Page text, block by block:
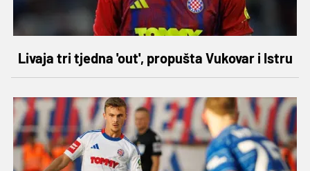
Livaja tri tjedna 'out', propušta Vukovar i Istru